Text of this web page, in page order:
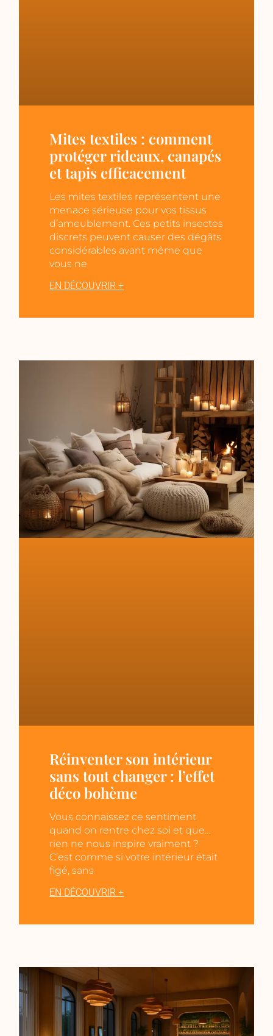
Mites textiles : comment
protéger rideaux, canapés
et tapis efficacement
Les mites textiles représentent une
menace sérieuse pour vos tissus
d’ameublement. Ces petits insectes
discrets peuvent causer des dégâts
considérables avant même que
vous ne
EN DÉCOUVRIR +
Réinventer son intérieur
sans tout changer : l’effet
déco bohème
Vous connaissez ce sentiment
quand on rentre chez soi et que…
rien ne nous inspire vraiment ?
C’est comme si votre intérieur était
figé, sans
EN DÉCOUVRIR +